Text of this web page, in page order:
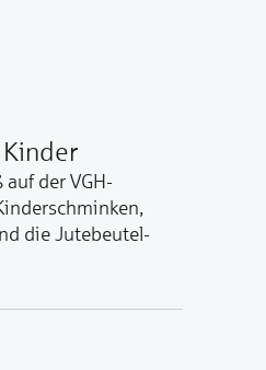
der VGH-
die Jutebeutel-